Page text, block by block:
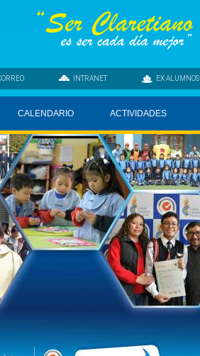
INTRANET EX ALUMNOS
CALENDARIO ACTIVIDADES